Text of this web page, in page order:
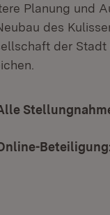
Planung und
des
der